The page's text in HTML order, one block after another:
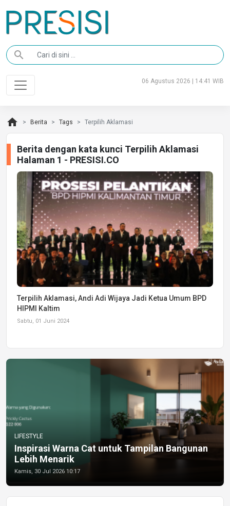
search
06 Agustus 2026 | 14:41 WIB
home Berita Tags Terpilih Aklamasi
Berita dengan kata kunci Terpilih Aklamasi
Halaman 1 - PRESISI.CO
Terpilih Aklamasi, Andi Adi Wijaya Jadi Ketua Umum BPD
HIPMI Kaltim
Sabtu, 01 Juni 2024
LIFESTYLE
Inspirasi Warna Cat untuk Tampilan Bangunan
Lebih Menarik
Kamis, 30 Jul 2026 10:17